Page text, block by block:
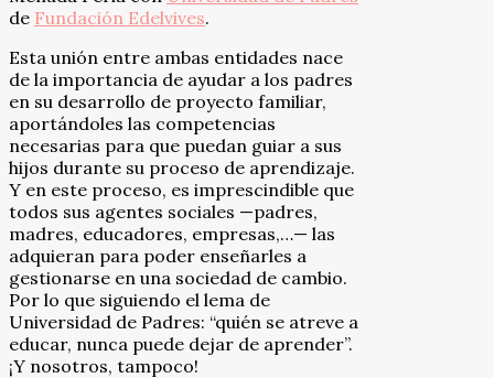
de Fundación Edelvives.
Esta unión entre ambas entidades nace
de la importancia de ayudar a los padres
en su desarrollo de proyecto familiar,
aportándoles las competencias
necesarias para que puedan guiar a sus
hijos durante su proceso de aprendizaje.
Y en este proceso, es imprescindible que
todos sus agentes sociales —padres,
madres, educadores, empresas,…— las
adquieran para poder enseñarles a
gestionarse en una sociedad de cambio.
Por lo que siguiendo el lema de
Universidad de Padres: “quién se atreve a
educar, nunca puede dejar de aprender”.
¡Y nosotros, tampoco!